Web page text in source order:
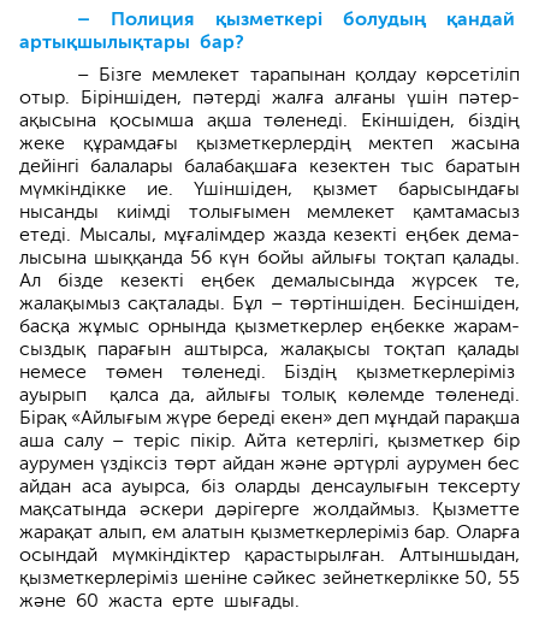
– Полиция қызметкері болудың қандай
артықш­ылықтары бар?
– Бізге мемлекет тарапынан қолдау көрсетіліп
отыр. Біріншіден, пәтерді жалға алғаны үшін пәтер­
ақысына қосымша ақша төленеді. Екіншіден, біздің
жеке құрамдағы қызметкерлердің мектеп жасына
дейінгі балалары балабақшаға кезектен тыс баратын
мүмкіндікке ие. Үшіншіден, қызмет барысындағы
нысанды киімді толығымен мемлекет қамтамасыз
етеді. Мысалы, мұғалімдер жазда кезекті еңбек дема­
лысына шыққанда 56 күн бойы айлығы тоқтап қалады.
Ал бізде кезекті еңбек демалысында жүрсек те,
жалақымыз сақталады. Бұл – төртіншіден. Бесіншіден,
басқа жұмыс орнын­да қызметкерлер еңбекке жарам­
сыздық парағын аштырса, жалақысы тоқтап қалады
немесе төмен төленеді. Біздің қызметкерлеріміз
ауырып қалса да, айлығы толық көлемде төленеді.
Бірақ «Айлы­ғым жүре бере­ді екен» деп мұндай парақ­ша
аша салу – теріс пікір. Айта кетерлігі, қыз­меткер бір
аурумен үздіксіз төрт айдан және әртүрлі ауру­мен бес
айдан аса ауырса, біз оларды денсау­лығын тексерту
мақсатында әскери дәрігерге жолдаймыз. Қызметте
жарақат алып, ем алатын қызмет­керлеріміз бар. Оларға
осындай мүмкіндіктер қарастырылған. Алтыншыдан,
қызметкерлеріміз шеніне сәйкес зейнеткерлікке 50, 55
және 60 жаста ерте шығады.